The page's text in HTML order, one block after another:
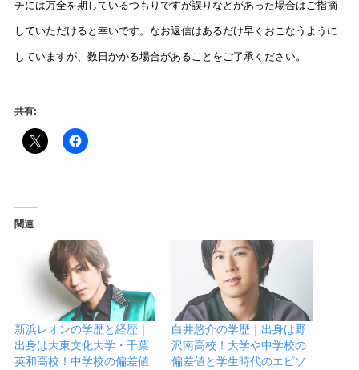
チには万全を期しているつもりですが誤りなどがあった場合はご指摘
していただけると幸いです。なお返信はあるだけ早くおこなうように
していますが、数日かかる場合があることをご了承ください。
共有:
関連
新浜レオンの学歴と経歴｜
出身は大東文化大学・千葉
英和高校！中学校の偏差値
白井悠介の学歴｜出身は野
沢南高校！大学や中学校の
偏差値と学生時代のエピソ